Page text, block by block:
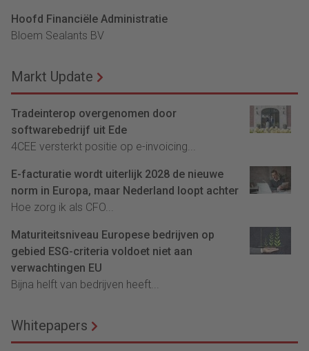
Hoofd Financiële Administratie
Bloem Sealants BV
Markt Update
Tradeinterop overgenomen door
softwarebedrijf uit Ede
4CEE versterkt positie op e-invoicing...
E-facturatie wordt uiterlijk 2028 de nieuwe
norm in Europa, maar Nederland loopt achter
Hoe zorg ik als CFO...
Maturiteitsniveau Europese bedrijven op
gebied ESG-criteria voldoet niet aan
verwachtingen EU
Bijna helft van bedrijven heeft...
Whitepapers